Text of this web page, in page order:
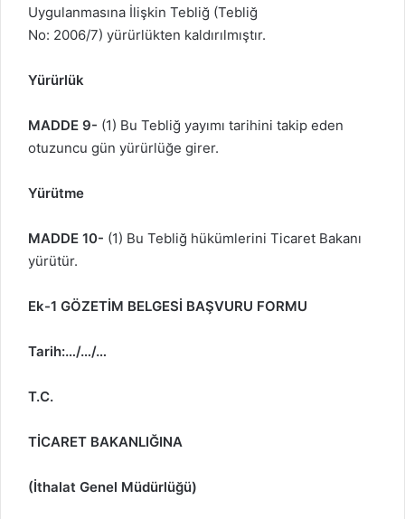
Uygulanmasına İlişkin Tebliğ (Tebliğ
No: 2006/7) yürürlükten kaldırılmıştır.
Yürürlük
MADDE 9- (1) Bu Tebliğ yayımı tarihini takip eden
otuzuncu gün yürürlüğe girer.
Yürütme
MADDE 10- (1) Bu Tebliğ hükümlerini Ticaret Bakanı
yürütür.
Ek-1 GÖZETİM BELGESİ BAŞVURU FORMU
Tarih:…/…/…
T.C.
TİCARET BAKANLIĞINA
(İthalat Genel Müdürlüğü)